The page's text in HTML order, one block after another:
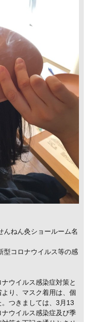
んねん灸ショールーム名
型コロナウイルス等の感
ウイルス感染症対策と
り、マスク着用は、個
つきましては、3月13
ウイルス感染症及び季